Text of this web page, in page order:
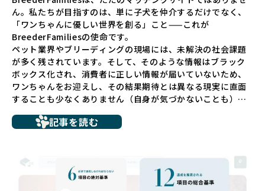
ん。私たちが目指すのは、単に子犬を仲介するだけでなく、
「ワンちゃんに優しい世界を創る」こと——これが
BreederFamiliesの使命です。
ペット業界やブリーディングの現場には、未解決の社会課題
が多く残されています。そして、そのような情報はブラック
ボックス化され、消費者に正しい情報が届いていないため、
ワンちゃんをお迎えし、その結果期待とは異なる現実に直面
することも少なくありません（自身が気づかないことも）。
ち、健康面や社会性に問題を抱えていたり、またブリーダー
いるというケースもあります。こうした問題は、消費者にと
っても大きな負担であり、ワンちゃん自身にとっても非常に
記事を読む